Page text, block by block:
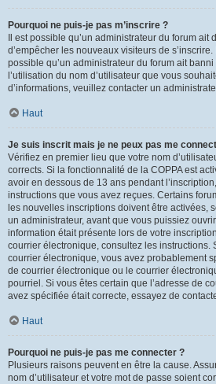
Pourquoi ne puis-je pas m’inscrire ?
Il est possible qu’un administrateur du forum
d’empêcher les nouveaux visiteurs de
possible qu’un administrateur du forum ait
l’utilisation du nom d’utilisateur que vous
d’informations, veuillez contacter un
Haut
Je suis inscrit mais je ne peux pas me
Vérifiez en premier lieu que votre nom
corrects. Si la fonctionnalité de la COPPA est
avoir en dessous de 13 ans pendant
instructions que vous avez reçues. Certains
les nouvelles inscriptions doivent être activées,
un administrateur, avant que vous puissiez
information était présente lors de votre
courrier électronique, consultez les instructions.
courrier électronique, vous avez probablement
de courrier électronique ou le courrier
pourriel. Si vous êtes certain que l’adresse de
avez spécifiée était correcte, essayez de
Haut
Pourquoi ne puis-je pas me connecter ?
Plusieurs raisons peuvent en être la cause.
nom d’utilisateur et votre mot de passe soient